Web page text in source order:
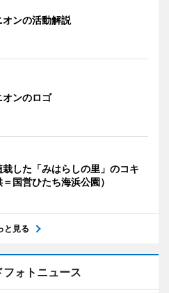
ンの活動解説
ンのロゴ
した「みはらしの里」のコキ
国営ひたち海浜公園）
と見る
フォトニュース